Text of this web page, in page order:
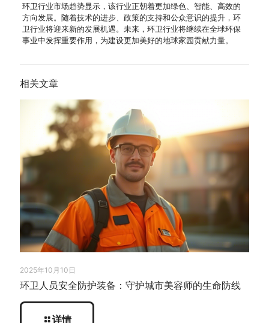
环卫行业市场趋势显示，该行业正朝着更加绿色、智能、高效的
方向发展。随着技术的进步、政策的支持和公众意识的提升，环
卫行业将迎来新的发展机遇。未来，环卫行业将继续在全球环保
事业中发挥重要作用，为建设更加美好的地球家园贡献力量。
相关文章
2025年10月10日
环卫人员安全防护装备：守护城市美容师的生命防线
详情